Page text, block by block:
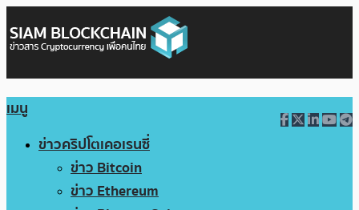
เมนู
ข่าวคริปโตเคอเรนซี่
ข่าว Bitcoin
ข่าว Ethereum